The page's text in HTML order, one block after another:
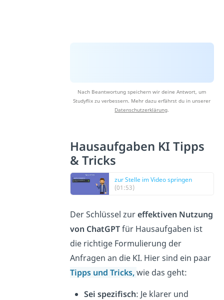
Nach Beantwortung speichern wir deine Antwort, um
Studyflix zu verbessern. Mehr dazu erfährst du in unserer
Datenschutzerklärung
Hausaufgaben KI Tipps
& Tricks
zur Stelle im Video springen
(01:53)
Der Schlüssel zureffektiven Nutzung
von ChatGPTfür Hausaufgaben ist
die richtige Formulierung der
Anfragen an die KI. Hier sind ein paar
Tipps und Tricks,wie das geht:
Sei spezifisch: Je klarer und